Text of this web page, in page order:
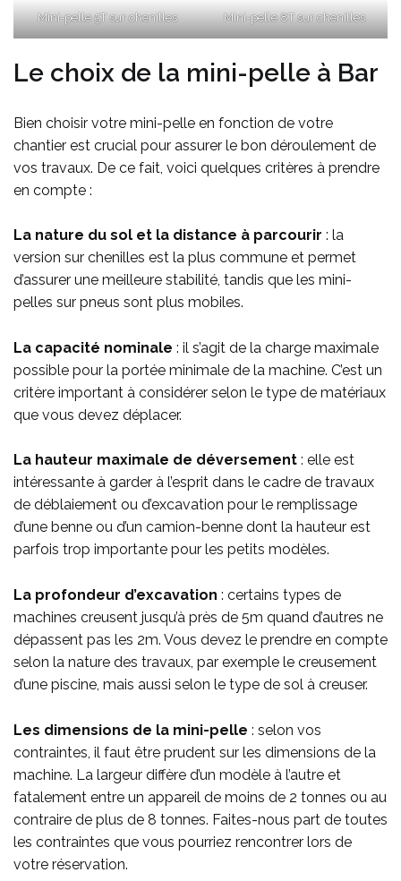
Mini-pelle 5T sur chenilles Mini-pelle 8T sur chenilles
Le choix de la mini-pelle à Bar
Bien choisir votre mini-pelle en fonction de votre
chantier est crucial pour assurer le bon déroulement de
vos travaux. De ce fait, voici quelques critères à prendre
en compte :
La nature du sol et la distance à parcourir : la
version sur chenilles est la plus commune et permet
d’assurer une meilleure stabilité, tandis que les mini-
pelles sur pneus sont plus mobiles.
La capacité nominale : il s’agit de la charge maximale
possible pour la portée minimale de la machine. C’est un
critère important à considérer selon le type de matériaux
que vous devez déplacer.
La hauteur maximale de déversement : elle est
intéressante à garder à l’esprit dans le cadre de travaux
de déblaiement ou d’excavation pour le remplissage
d’une benne ou d’un camion-benne dont la hauteur est
parfois trop importante pour les petits modèles.
La profondeur d’excavation : certains types de
machines creusent jusqu’à près de 5m quand d’autres ne
dépassent pas les 2m. Vous devez le prendre en compte
selon la nature des travaux, par exemple le creusement
d’une piscine, mais aussi selon le type de sol à creuser.
Les dimensions de la mini-pelle : selon vos
contraintes, il faut être prudent sur les dimensions de la
machine. La largeur diffère d’un modèle à l’autre et
fatalement entre un appareil de moins de 2 tonnes ou au
contraire de plus de 8 tonnes. Faites-nous part de toutes
les contraintes que vous pourriez rencontrer lors de
votre réservation.